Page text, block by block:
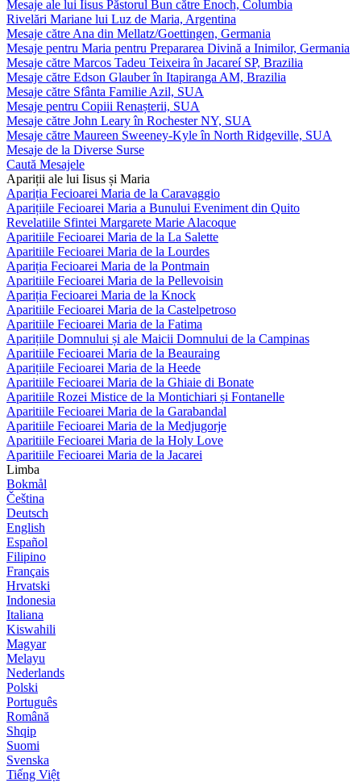
Mesaje ale lui Iisus Păstorul Bun către Enoch, Columbia
Rivelări Mariane lui Luz de Maria, Argentina
Mesaje către Ana din Mellatz/Goettingen, Germania
Mesaje pentru Maria pentru Prepararea Divină a Inimilor, Germania
Mesaje către Marcos Tadeu Teixeira în Jacareí SP, Brazilia
Mesaje către Edson Glauber în Itapiranga AM, Brazilia
Mesaje către Sfânta Familie Azil, SUA
Mesaje pentru Copiii Renașterii, SUA
Mesaje către John Leary în Rochester NY, SUA
Mesaje către Maureen Sweeney-Kyle în North Ridgeville, SUA
Mesaje de la Diverse Surse
Caută Mesajele
Apariții ale lui Iisus și Maria
Apariția Fecioarei Maria de la Caravaggio
Aparițiile Fecioarei Maria a Bunului Eveniment din Quito
Revelatiile Sfintei Margarete Marie Alacoque
Aparitiile Fecioarei Maria de la La Salette
Aparitiile Fecioarei Maria de la Lourdes
Apariția Fecioarei Maria de la Pontmain
Aparitiile Fecioarei Maria de la Pellevoisin
Apariția Fecioarei Maria de la Knock
Aparitiile Fecioarei Maria de la Castelpetroso
Aparitiile Fecioarei Maria de la Fatima
Aparițiile Domnului și ale Maicii Domnului de la Campinas
Aparitiile Fecioarei Maria de la Beauraing
Aparițiile Fecioarei Maria de la Heede
Aparitiile Fecioarei Maria de la Ghiaie di Bonate
Aparitiile Rozei Mistice de la Montichiari și Fontanelle
Aparitiile Fecioarei Maria de la Garabandal
Aparitiile Fecioarei Maria de la Medjugorje
Aparitiile Fecioarei Maria de la Holy Love
Aparitiile Fecioarei Maria de la Jacarei
Limba
Bokmål
Čeština
Deutsch
English
Español
Filipino
Français
Hrvatski
Indonesia
Italiana
Kiswahili
Magyar
Melayu
Nederlands
Polski
Português
Română
Shqip
Suomi
Svenska
Tiếng Việt